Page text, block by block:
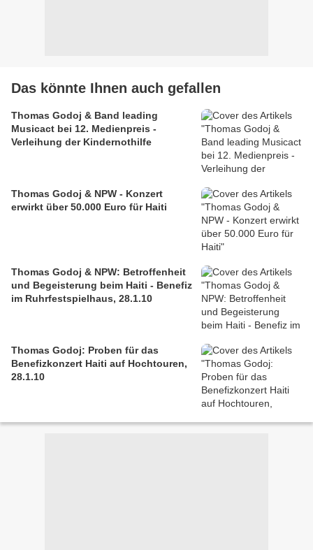
Das könnte Ihnen auch gefallen
Thomas Godoj & Band leading
Musicact bei 12. Medienpreis -
Verleihung der Kindernothilfe
Thomas Godoj & NPW - Konzert
erwirkt über 50.000 Euro für Haiti
Thomas Godoj & NPW: Betroffenheit
und Begeisterung beim Haiti - Benefiz
im Ruhrfestspielhaus, 28.1.10
Thomas Godoj: Proben für das
Benefizkonzert Haiti auf Hochtouren,
28.1.10